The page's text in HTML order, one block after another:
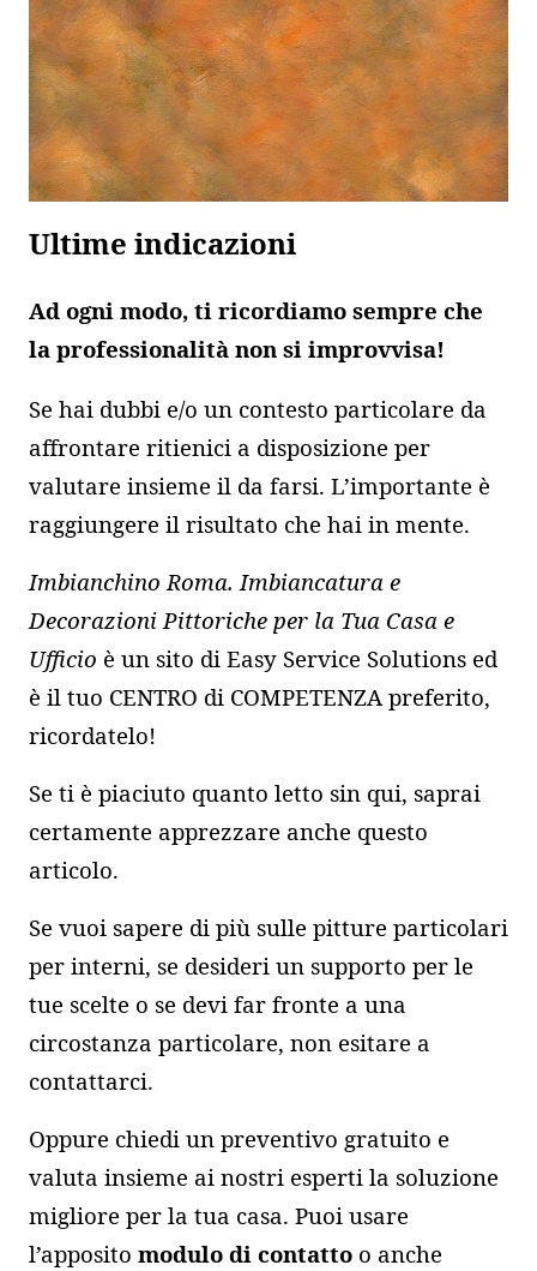
Ultime indicazioni
Ad ogni modo, ti ricordiamo sempre che
la professionalità non si improvvisa!
Se hai dubbi e/o un contesto particolare da
affrontare ritienici a disposizione per
valutare insieme il da farsi. L’importante è
raggiungere il risultato che hai in mente.
Imbianchino Roma. Imbiancatura e
Decorazioni Pittoriche per la Tua Casa e
Ufficio è un sito di Easy Service Solutions ed
è il tuo CENTRO di COMPETENZA preferito,
ricordatelo!
Se ti è piaciuto quanto letto sin qui, saprai
certamente apprezzare anche questo
articolo.
Se vuoi sapere di più sulle pitture particolari
per interni, se desideri un supporto per le
tue scelte o se devi far fronte a una
circostanza particolare, non esitare a
contattarci.
Oppure chiedi un preventivo gratuito e
valuta insieme ai nostri esperti la soluzione
migliore per la tua casa. Puoi usare
l’apposito modulo di contatto o anche